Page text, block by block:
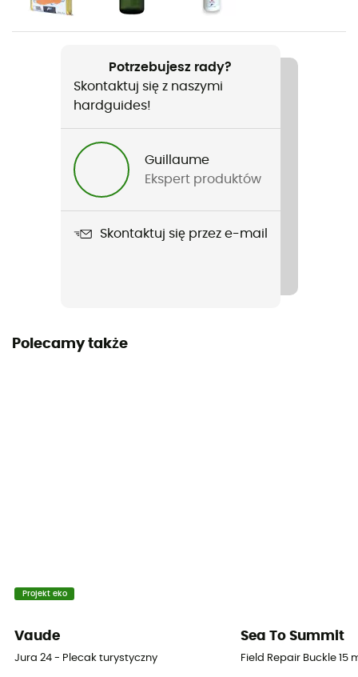
Nazwa produktu
Pasuje do systemu hydracyjnego
Uchwyt na kijki
Zastosowana technologia
Aeroflex 3D / Shifting Back Length
Yes
63 x 32 x 30 cm
Potrzebujesz rady?
Skontaktuj się z naszymi
hardguides!
Guillaume
Ekspert produktów
Skontaktuj się przez e-mail
Polecamy także
Projekt eko
Vaude
Jura 24 - Plecak turystyczny
Sea To Summit
Field Repair Buckle 15